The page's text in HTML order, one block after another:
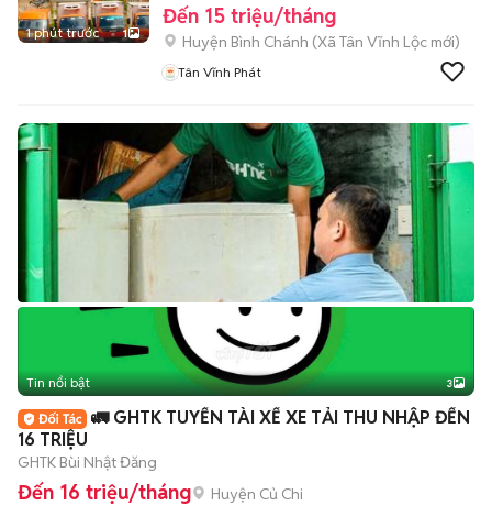
1 phút trước 1
Đến 15 triệu/tháng
Huyện Bình Chánh (Xã Tân Vĩnh Lộc mới)
Tân Vĩnh Phát
Tin nổi bật 3
🚛 GHTK TUYỂN TÀI XẾ XE TẢI THU NHẬP ĐẾN
16 TRIỆU
GHTK Bùi Nhật Đăng
Đến 16 triệu/tháng Huyện Củ Chi